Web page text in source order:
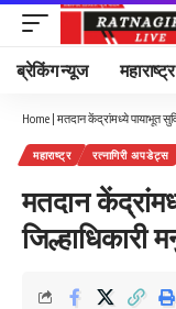
ब्रेकिंग न्यूज महाराष्ट्र
Home | मतदान केंद्रांमध्ये पायाभूत
महाराष्ट्र रत्नागिरी अपडेट्स
मतदान
जिल्हाधिकारी